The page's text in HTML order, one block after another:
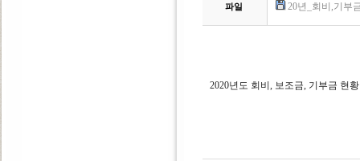
파일 20년_회비,기부
2020년도 회비, 보조금, 기부금 현황